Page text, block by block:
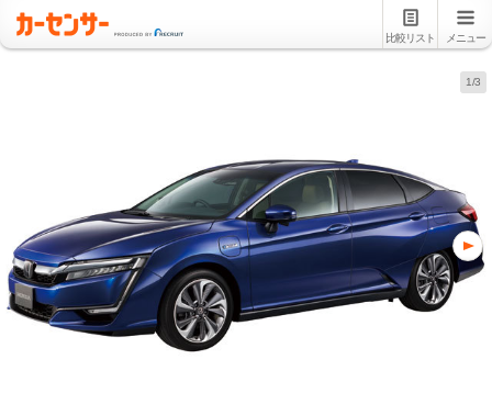
比較リスト メニュー
1/3